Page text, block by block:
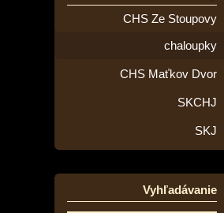
CHS Ze Stoupovy
chaloupky
CHS Maťkov Dvor
SKCHJ
SKJ
Vyhľadávanie